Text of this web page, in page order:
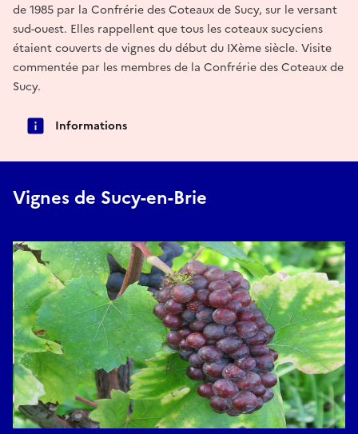
de 1985 par la Confrérie des Coteaux de Sucy, sur le versant
sud-ouest. Elles rappellent que tous les coteaux sucyciens
étaient couverts de vignes du début du IXème siècle. Visite
commentée par les membres de la Confrérie des Coteaux de
Sucy.
Informations
Vignes de Sucy-en-Brie